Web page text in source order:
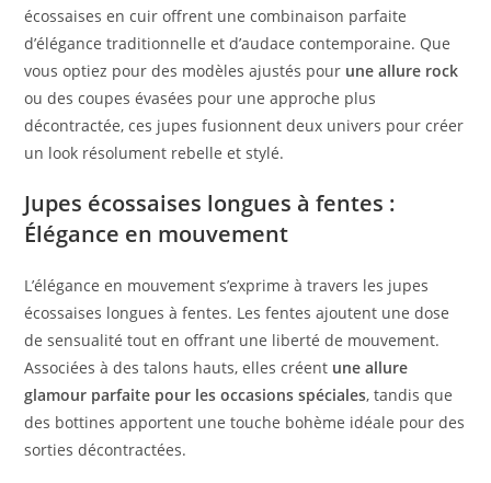
écossaises en cuir offrent une combinaison parfaite
d’élégance traditionnelle et d’audace contemporaine. Que
vous optiez pour des modèles ajustés pour une allure rock
ou des coupes évasées pour une approche plus
décontractée, ces jupes fusionnent deux univers pour créer
un look résolument rebelle et stylé.
Jupes écossaises longues à fentes :
Élégance en mouvement
L’élégance en mouvement s’exprime à travers les jupes
écossaises longues à fentes. Les fentes ajoutent une dose
de sensualité tout en offrant une liberté de mouvement.
Associées à des talons hauts, elles créent une allure
glamour parfaite pour les occasions spéciales, tandis que
des bottines apportent une touche bohème idéale pour des
sorties décontractées.